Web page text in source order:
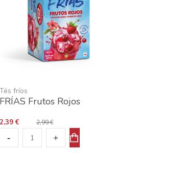
Tés fríos
FRÍAS Frutos Rojos
2,39 € 2,99 €